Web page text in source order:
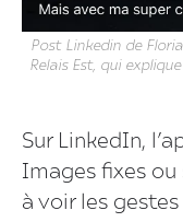
Post Linkedin de
Relais Est, qui
Sur LinkedIn,
Images fixes
à voir les